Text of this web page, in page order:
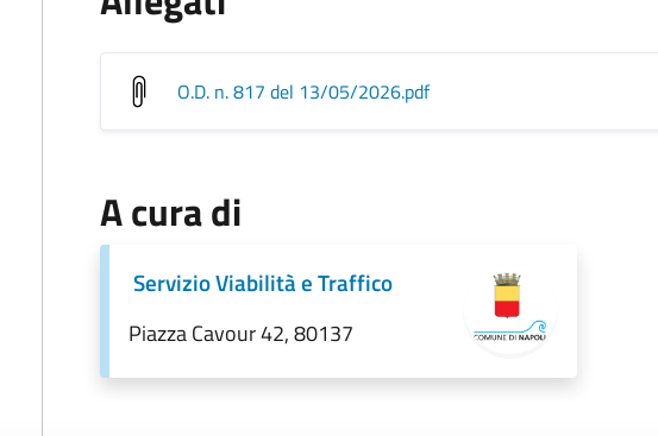
O.D. n. 817 del 13/05/2026.pdf
A cura di
Servizio Viabilità e Traffico
Piazza Cavour 42, 80137